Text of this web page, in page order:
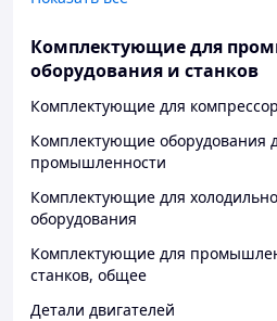
Комплектующие для
оборудования и станков
Комплектующие для
Комплектующие оборудования
промышленности
Комплектующие для
оборудования
Комплектующие для
станков, общее
Детали двигателей